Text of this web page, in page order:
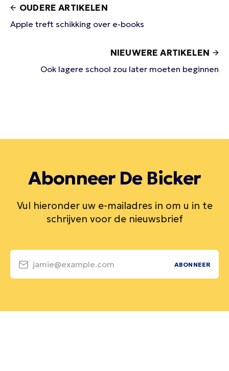
OUDERE ARTIKELEN
Apple treft schikking over e-books
NIEUWERE ARTIKELEN
Ook lagere school zou later moeten beginnen
Abonneer De Bicker
Vul hieronder uw e-mailadres in om u in te
schrijven voor de nieuwsbrief
jamie@example.com ABONNEER